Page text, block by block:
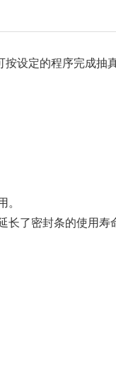
设定的程序完成抽
对。
作用。
了密封条的使用寿